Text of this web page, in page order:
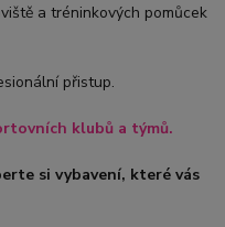
a tréninkových pomůcek
přistup.
klubů a týmů.
si vybavení, které vás